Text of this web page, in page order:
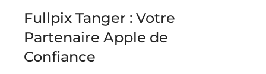
Fullpix Tanger : Votre
Partenaire Apple de
Confiance